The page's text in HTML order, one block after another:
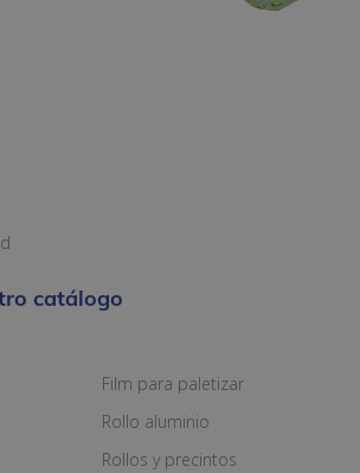
catálogo
Film para paletizar
Rollo aluminio
Rollos y precintos